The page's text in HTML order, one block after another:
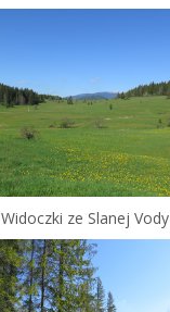
Widoczki ze Slanej Vody